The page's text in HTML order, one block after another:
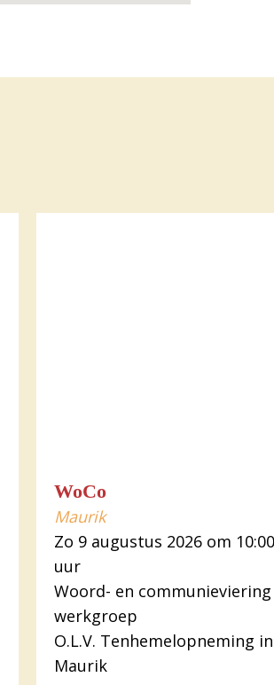
WoCo
Maurik
Zo 9 augustus 2026 om 10:00
uur
Woord- en communieviering
werkgroep
O.L.V. Tenhemelopneming in
Maurik